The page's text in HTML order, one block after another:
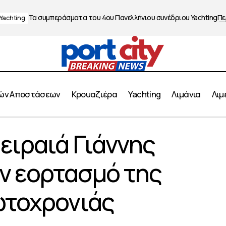
Yachting Τα συμπεράσματα του 4ου Πανελλήνιου συνέδριου Yachting
Αποστάσεων Κρουαζιέρα Yachting Λιμάνια
Γιάννης
εορτασμό της